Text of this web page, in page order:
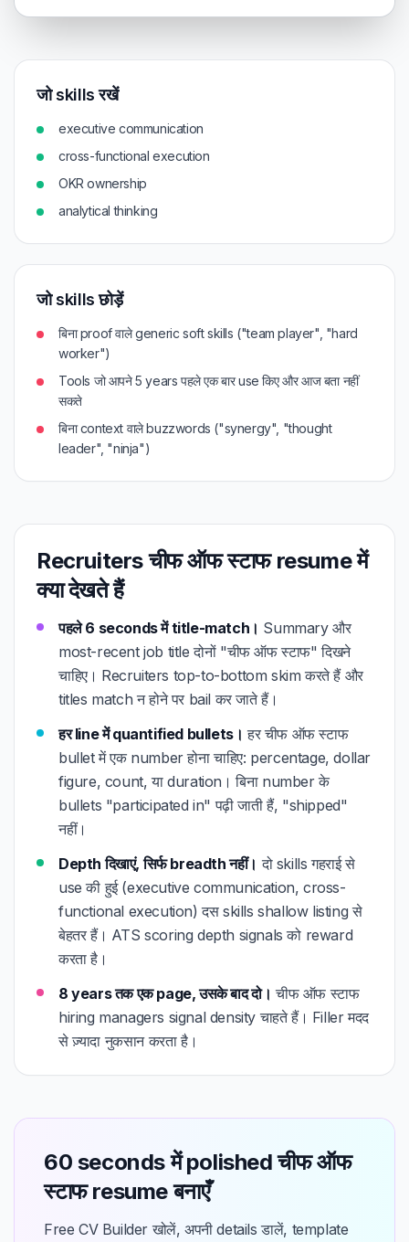
जो skills रखें
executive communication
cross-functional execution
OKR ownership
analytical thinking
जो skills छोड़ें
बिना proof वाले generic soft skills ("team player", "hard
worker")
Tools जो आपने 5 years पहले एक बार use किए और आज बता नहीं
सकते
बिना context वाले buzzwords ("synergy", "thought
leader", "ninja")
Recruiters चीफ ऑफ स्टाफ resume में
क्या देखते हैं
पहले 6 seconds में title-match। Summary और
most-recent job title दोनों "चीफ ऑफ स्टाफ" दिखने
चाहिए। Recruiters top-to-bottom skim करते हैं और
titles match न होने पर bail कर जाते हैं।
हर line में quantified bullets। हर चीफ ऑफ स्टाफ
bullet में एक number होना चाहिए: percentage, dollar
figure, count, या duration। बिना number के
bullets "participated in" पढ़ी जाती हैं, "shipped"
नहीं।
Depth दिखाएं, सिर्फ breadth नहीं। दो skills गहराई से
use की हुई (executive communication, cross-
functional execution) दस skills shallow listing से
बेहतर हैं। ATS scoring depth signals को reward
करता है।
8 years तक एक page, उसके बाद दो। चीफ ऑफ स्टाफ
hiring managers signal density चाहते हैं। Filler मदद
से ज़्यादा नुकसान करता है।
60 seconds में polished चीफ ऑफ
स्टाफ resume बनाएँ
Free CV Builder खोलें, अपनी details डालें, template